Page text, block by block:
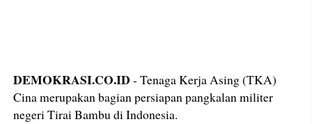
DEMOKRASI.CO.ID - Tenaga Kerja Asing (TKA)
Cina merupakan bagian persiapan pangkalan militer
negeri Tirai Bambu di Indonesia.